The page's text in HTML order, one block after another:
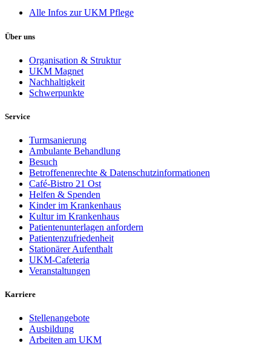
Alle Infos zur UKM Pflege
Über uns
Organisation & Struktur
UKM Magnet
Nachhaltigkeit
Schwerpunkte
Service
Turmsanierung
Ambulante Behandlung
Besuch
Betroffenenrechte & Datenschutzinformationen
Café-Bistro 21 Ost
Helfen & Spenden
Kinder im Krankenhaus
Kultur im Krankenhaus
Patientenunterlagen anfordern
Patientenzufriedenheit
Stationärer Aufenthalt
UKM-Cafeteria
Veranstaltungen
Karriere
Stellenangebote
Ausbildung
Arbeiten am UKM